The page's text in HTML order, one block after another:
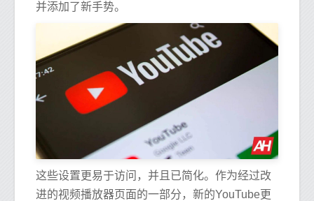
并添加了新手势。
这些设置更易于访问，并且已简化。作为经过改
进的视频播放器页面的一部分，新的YouTube更